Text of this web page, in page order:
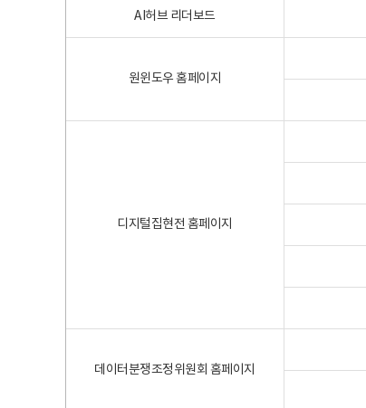
AI허브 리더보드
원윈도우 홈페이지
디지털집현전 홈페이지
데이터분쟁조정위원회 홈페이지